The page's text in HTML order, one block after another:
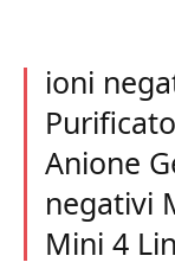
ioni
Anione
negativi
Mini 4